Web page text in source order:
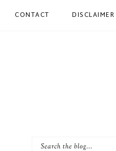
CONTACT DISCLAIMER